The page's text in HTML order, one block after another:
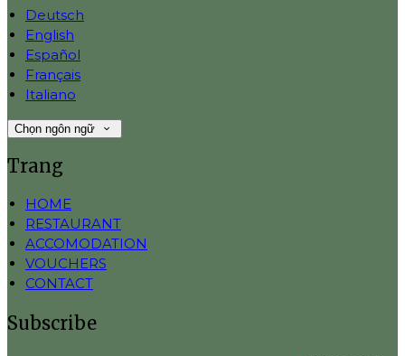
Deutsch
English
Español
Français
Italiano
Chọn ngôn ngữ
Trang
HOME
RESTAURANT
ACCOMODATION
VOUCHERS
CONTACT
Subscribe